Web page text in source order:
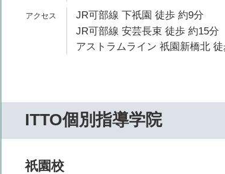
JR可部線 下祇園 徒歩 約9分
JR可部線 安芸長束 徒歩 約15分
アストラムライン 祇園新橋北
ITTO個別指導学院
祇園校